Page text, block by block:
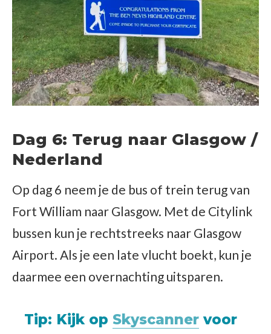
Dag 6: Terug naar Glasgow /
Nederland
Op dag 6 neem je de bus of trein terug van
Fort William naar Glasgow. Met de Citylink
bussen kun je rechtstreeks naar Glasgow
Airport. Als je een late vlucht boekt, kun je
daarmee een overnachting uitsparen.
Tip: Kijk op Skyscanner voor